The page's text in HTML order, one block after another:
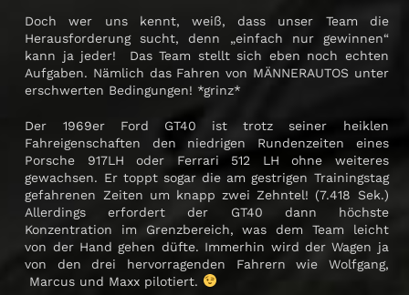
Doch wer uns kennt, weiß, dass unser Team die
Herausforderung sucht, denn „einfach nur gewinnen“
kann ja jeder! Das Team stellt sich eben noch echten
Aufgaben. Nämlich das Fahren von MÄNNERAUTOS unter
erschwerten Bedingungen! *grinz*
Der 1969er Ford GT40 ist trotz seiner heiklen
Fahreigenschaften den niedrigen Rundenzeiten eines
Porsche 917LH oder Ferrari 512 LH ohne weiteres
gewachsen. Er toppt sogar die am gestrigen Trainingstag
gefahrenen Zeiten um knapp zwei Zehntel! (7.418 Sek.)
Allerdings erfordert der GT40 dann höchste
Konzentration im Grenzbereich, was dem Team leicht
von der Hand gehen düfte. Immerhin wird der Wagen ja
von den drei hervorragenden Fahrern wie Wolfgang,
Marcus und Maxx pilotiert.